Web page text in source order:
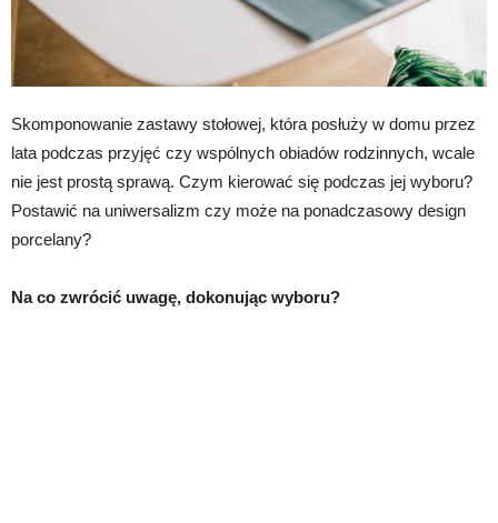
Skomponowanie zastawy stołowej, która posłuży w domu przez
lata podczas przyjęć czy wspólnych obiadów rodzinnych, wcale
nie jest prostą sprawą. Czym kierować się podczas jej wyboru?
Postawić na uniwersalizm czy może na ponadczasowy design
porcelany?
Na co zwrócić uwagę, dokonując wyboru?